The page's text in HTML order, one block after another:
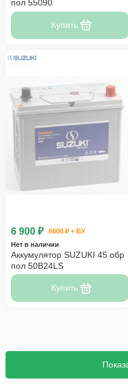
пол 55090
Купить
6 900 ₽
6600 ₽ + БУ
Нет в наличии
Аккумулятор SUZUKI 45 обр
пол 50B24LS
Купить